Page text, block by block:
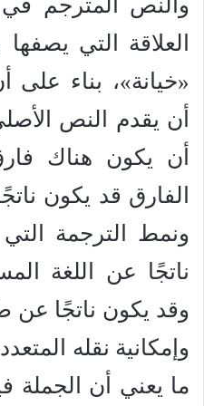
والنص المترجم في
العلاقة التي
«خيانة»، بناء على
أن يقدم النص
أن يكون هناك
الفارق قد يكون
ونمط الترجمة
ناتجًا عن اللغة
وقد يكون ناتجًا عن
وإمكانية نقله
ما يعني أن الجملة